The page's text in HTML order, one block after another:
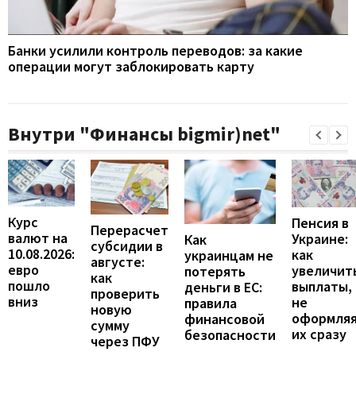
Банки усилили контроль переводов: за какие
операции могут заблокировать карту
Внутри "Финансы bigmir)net"
Курс
валют на
10.08.2026:
евро
пошло
вниз
Перерасчет
субсидии в
августе:
как
проверить
новую
сумму
через ПФУ
Как
украинцам не
потерять
деньги в ЕС:
правила
финансовой
безопасности
Пенсия в
Украине:
как
выплаты,
не
их сразу